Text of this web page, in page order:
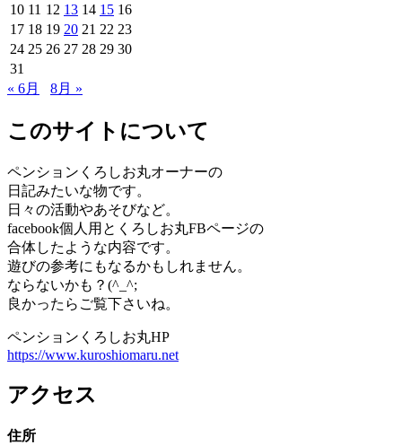
10 11 12 13 14 15 16
17 18 19 20 21 22 23
24 25 26 27 28 29 30
31
« 6月
8月 »
このサイトについて
ペンションくろしお丸オーナーの
日記みたいな物です。
日々の活動やあそびなど。
facebook個人用とくろしお丸FBページの
合体したような内容です。
遊びの参考にもなるかもしれません。
ならないかも？(^_^;
良かったらご覧下さいね。
ペンションくろしお丸HP
https://www.kuroshiomaru.net
アクセス
住所